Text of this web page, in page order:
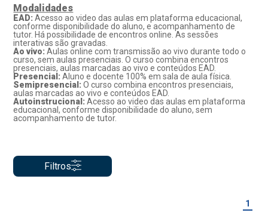
Modalidades
EAD:Acesso ao video das aulas em plataforma educacional,
conforme disponibilidade do aluno, e acompanhamento de
tutor. Há possibilidade de encontros online. As sessões
interativas são gravadas.
Ao vivo: Aulas online com transmissão ao vivo durante todo o
curso, sem aulas presenciais. O curso combina encontros
presenciais, aulas marcadas ao vivo e conteúdos EAD.
Presencial:Aluno e docente 100% em sala de aula física.
Semipresencial:O curso combina encontros presenciais,
aulas marcadas ao vivo e conteúdos EAD.
Autoinstrucional:Acesso ao video das aulas em plataforma
educacional, conforme disponibilidade do aluno, sem
acompanhamento de tutor.
Filtros
1